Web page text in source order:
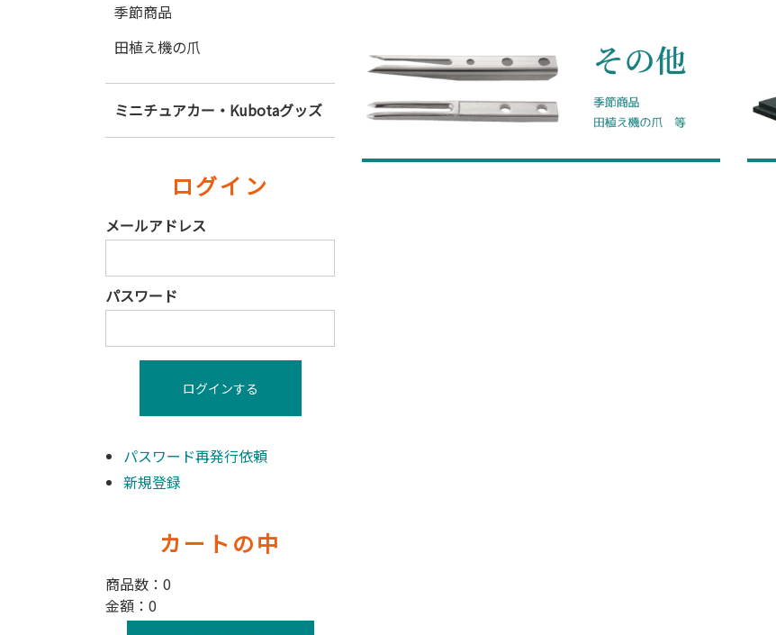
季節商品
田植え機の爪
ミニチュアカー・Kubotaグッズ
ログイン
メールアドレス
パスワード
パスワード再発行依頼
新規登録
カートの中
商品数：0
金額：0